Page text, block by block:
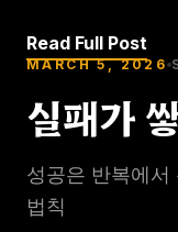
Read Full Post
MARCH 5, 2026
실패가
성공은 반복에서
법칙